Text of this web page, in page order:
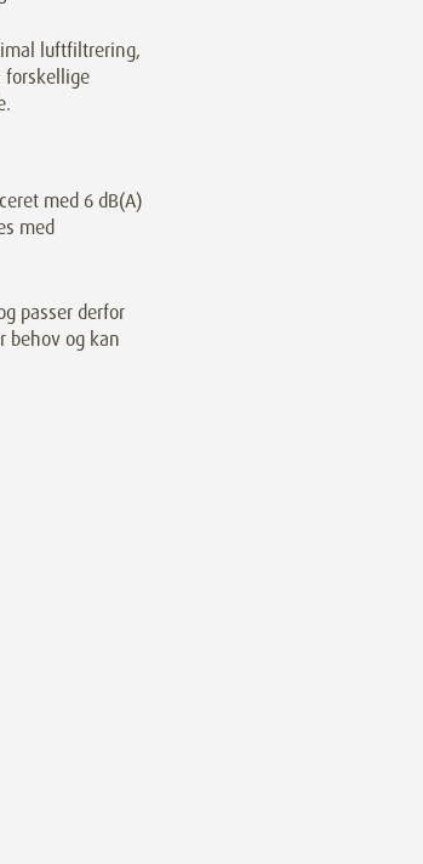
luftfiltrering,
forskellige
med 6 dB(A)
med
passer derfor
og kan